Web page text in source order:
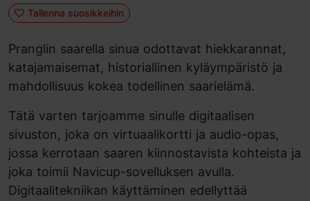
Tallenna suosikkeihin
Pranglin saarella sinua odottavat hiekkarannat,
katajamaisemat, historiallinen kyläympäristö ja
mahdollisuus kokea todellinen saarielämä.
Tätä varten tarjoamme sinulle digitaalisen
sivuston, joka on virtuaalikortti ja audio-opas,
jossa kerrotaan saaren kiinnostavista kohteista ja
joka toimii Navicup-sovelluksen avulla.
Digitaalitekniikan käyttäminen edellyttää